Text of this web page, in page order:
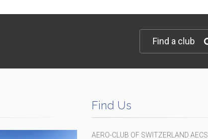
Find a club
Find Us
AERO-CLUB OF SWITZERLAND AECS